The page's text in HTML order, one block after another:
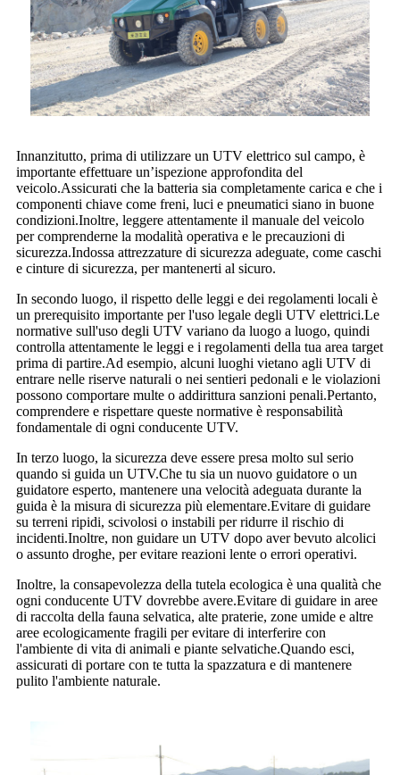
Innanzitutto, prima di utilizzare un UTV elettrico sul campo, è
importante effettuare un’ispezione approfondita del
veicolo.Assicurati che la batteria sia completamente carica e che i
componenti chiave come freni, luci e pneumatici siano in buone
condizioni.Inoltre, leggere attentamente il manuale del veicolo
per comprenderne la modalità operativa e le precauzioni di
sicurezza.Indossa attrezzature di sicurezza adeguate, come caschi
e cinture di sicurezza, per mantenerti al sicuro.
In secondo luogo, il rispetto delle leggi e dei regolamenti locali è
un prerequisito importante per l'uso legale degli UTV elettrici.Le
normative sull'uso degli UTV variano da luogo a luogo, quindi
controlla attentamente le leggi e i regolamenti della tua area target
prima di partire.Ad esempio, alcuni luoghi vietano agli UTV di
entrare nelle riserve naturali o nei sentieri pedonali e le violazioni
possono comportare multe o addirittura sanzioni penali.Pertanto,
comprendere e rispettare queste normative è responsabilità
fondamentale di ogni conducente UTV.
In terzo luogo, la sicurezza deve essere presa molto sul serio
quando si guida un UTV.Che tu sia un nuovo guidatore o un
guidatore esperto, mantenere una velocità adeguata durante la
guida è la misura di sicurezza più elementare.Evitare di guidare
su terreni ripidi, scivolosi o instabili per ridurre il rischio di
incidenti.Inoltre, non guidare un UTV dopo aver bevuto alcolici
o assunto droghe, per evitare reazioni lente o errori operativi.
Inoltre, la consapevolezza della tutela ecologica è una qualità che
ogni conducente UTV dovrebbe avere.Evitare di guidare in aree
di raccolta della fauna selvatica, alte praterie, zone umide e altre
aree ecologicamente fragili per evitare di interferire con
l'ambiente di vita di animali e piante selvatiche.Quando esci,
assicurati di portare con te tutta la spazzatura e di mantenere
pulito l'ambiente naturale.